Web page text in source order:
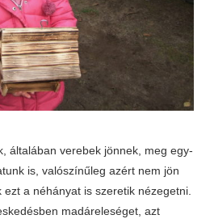
általában verebek jönnek, meg egy-
is, valószínűleg azért nem jön
a néhányat is szeretik nézegetni.
madáreleséget, azt